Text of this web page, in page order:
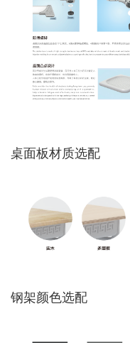
桌面板材质选配
钢架颜色选配